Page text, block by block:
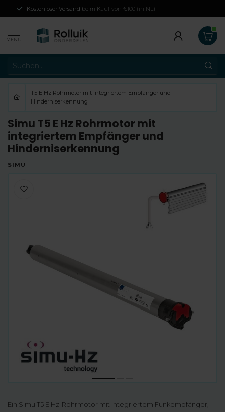
Kostenloser Versand beim Kauf von €100 (in NL)
MENU
T5 E Hz Rohrmotor mit integriertem Empfänger und
Hinderniserkennung
Simu T5 E Hz Rohrmotor mit
integriertem Empfänger und
Hinderniserkennung
SIMU
Ein Simu T5 E Hz-Rohrmotor mit integriertem Funkempfänger,